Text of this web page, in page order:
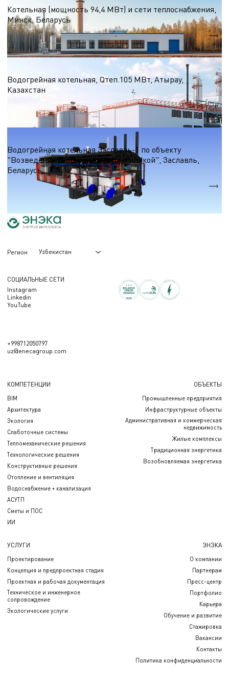
Котельная (мощность 94,4 МВт) и сети теплоснабжения,
Минск, Беларусь
Qтеп.
94,4 МВт
Водогрейные котельные на природном газе
Водогрейная котельная, Qтеп.105 МВт, Атырау,
Казахстан
Водогрейные котельные на природном газе
Водогрейная котельная Заславль-1 по объекту
"Возведение больницы с поликлиникой", Заславль,
Беларусь
Регион Узбекистан
СОЦИАЛЬНЫЕ СЕТИ
Instagram
Linkedin
YouTube
+998712050797
uz@enecagroup.com
КОМПЕТЕНЦИИ
BIM
Архитектура
Экология
Слаботочные системы
Тепломеханические решения
Технологические решения
Конструктивные решения
Отопление и вентиляция
Водоснабжение + канализация
АСУТП
Сметы и ПОС
ИИ
ОБЪЕКТЫ
Промышленные предприятия
Инфраструктурные объекты
Административная и коммерческая
недвижимость
Жилые комплексы
Традиционная энергетика
Возобновляемая энергетика
УСЛУГИ
Проектирование
Концепция и предпроектная стадия
Проектная и рабочая документация
Техническое и инженерное
сопровождение
Экологические услуги
ЭНЭКА
О компании
Партнерам
Пресс-центр
Портфолио
Карьера
Обучение и развитие
Стажировка
Вакансии
Контакты
Политика конфиденциальности